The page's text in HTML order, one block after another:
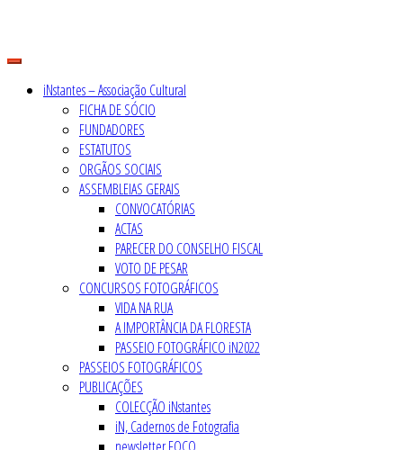
content
iNstantes – Associação Cultural
FICHA DE SÓCIO
FUNDADORES
ESTATUTOS
ORGÃOS SOCIAIS
ASSEMBLEIAS GERAIS
CONVOCATÓRIAS
ACTAS
PARECER DO CONSELHO FISCAL
VOTO DE PESAR
CONCURSOS FOTOGRÁFICOS
VIDA NA RUA
A IMPORTÂNCIA DA FLORESTA
PASSEIO FOTOGRÁFICO iN2022
PASSEIOS FOTOGRÁFICOS
PUBLICAÇÕES
COLECÇÃO iNstantes
iN, Cadernos de Fotografia